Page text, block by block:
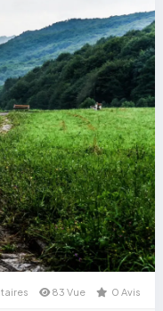
83 Vue 0 Avis